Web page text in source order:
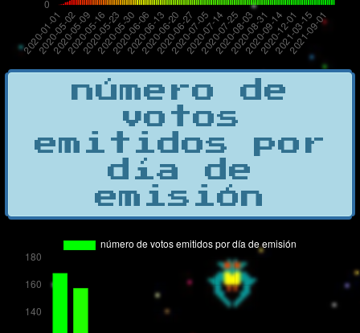
número de
votos
emitidos por
día de
emisión